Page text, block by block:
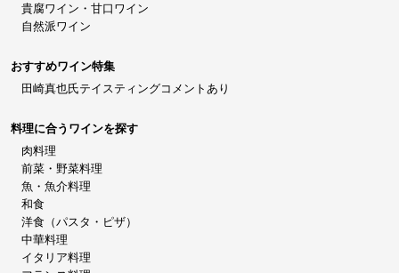
貴腐ワイン・甘口ワイン
自然派ワイン
おすすめワイン特集
田崎真也氏テイスティングコメントあり
料理に合うワインを探す
肉料理
前菜・野菜料理
魚・魚介料理
和食
洋食（パスタ・ピザ）
中華料理
イタリア料理